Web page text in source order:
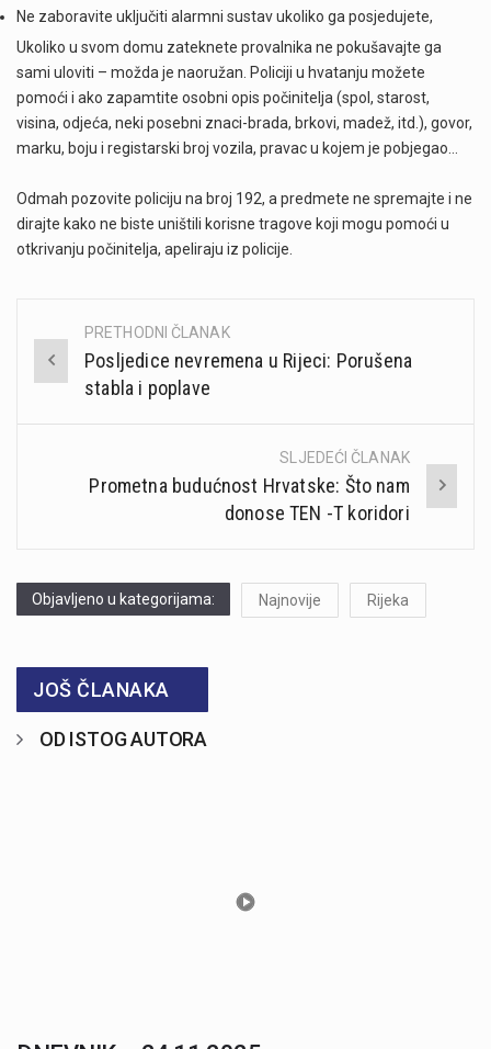
Ne zaboravite uključiti alarmni sustav ukoliko ga posjedujete,
Ukoliko u svom domu zateknete provalnika ne pokušavajte ga
sami uloviti – možda je naoružan. Policiji u hvatanju možete
pomoći i ako zapamtite osobni opis počinitelja (spol, starost,
visina, odjeća, neki posebni znaci-brada, brkovi, madež, itd.), govor,
marku, boju i registarski broj vozila, pravac u kojem je pobjegao…
Odmah pozovite policiju na broj 192, a predmete ne spremajte i ne
dirajte kako ne biste uništili korisne tragove koji mogu pomoći u
otkrivanju počinitelja, apeliraju iz policije.
Post
navigation
PRETHODNI ČLANAK
Posljedice nevremena u Rijeci: Porušena
stabla i poplave
SLJEDEĆI ČLANAK
Prometna budućnost Hrvatske: Što nam
donose TEN -T koridori
Objavljeno u kategorijama: Najnovije Rijeka
JOŠ ČLANAKA
OD ISTOG AUTORA